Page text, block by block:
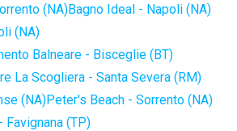
(NA)Bagno Ideal - Napoli (NA)
(NA)
Balneare - Bisceglie (BT)
La Scogliera - Santa Severa (RM)
(NA)Peter's Beach - Sorrento (NA)
Favignana (TP)